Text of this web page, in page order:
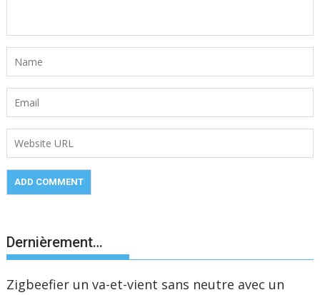
Dernièrement…
Zigbeefier un va-et-vient sans neutre avec un